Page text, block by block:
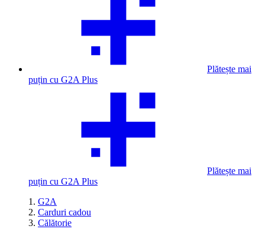
Plătește mai
puțin cu G2A Plus
Plătește mai
puțin cu G2A Plus
G2A
Carduri cadou
Călătorie